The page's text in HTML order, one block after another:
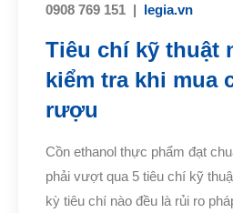
0908 769 151 | legia.vn
Tiêu chí kỹ thuật
kiểm tra khi mua
rượu
Cồn ethanol thực phẩm đạt
phải vượt qua 5 tiêu chí kỹ
kỳ tiêu chí nào đều là rủi ro